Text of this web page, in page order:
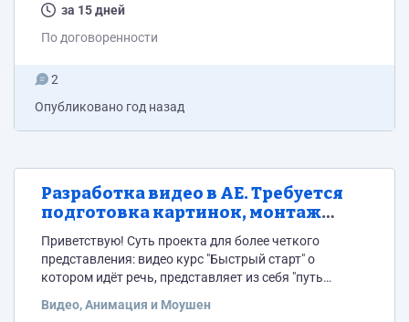
-Программа курса -Эксперт(лицо курса и бренда)
маркетинговой проработке...
за 15 дней
По договоренности
2
Опубликовано год назад
Разработка видео в АЕ. Требуется
подготовка картинок, монтаж
кадров и озвучки + минимальная
анимация
Приветствую! Cуть проекта для более четкого
представления: видео курс "Быстрый старт" о
котором идёт речь, представляет из себя "путь
её тонкой настройки. Сами видео должны
Видео, Анимация и Моушен